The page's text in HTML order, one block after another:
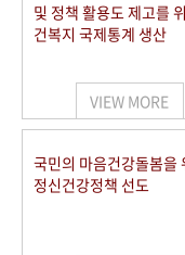
및 정책 활용도 제고를
건복지 국제통계 생산
VIEW MORE
국민의 마음건강돌봄을
정신건강정책 선도